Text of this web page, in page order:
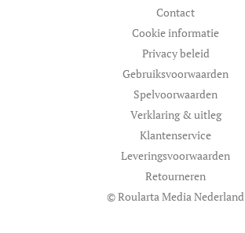
Contact
Cookie informatie
Privacy beleid
Gebruiksvoorwaarden
Spelvoorwaarden
Verklaring & uitleg
Klantenservice
Leveringsvoorwaarden
Retourneren
© Roularta Media Nederland